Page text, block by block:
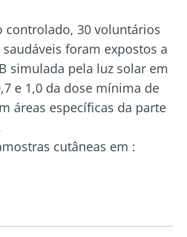
controlado, 30 voluntários
foram expostos a
simulada pela luz solar em
e 1,0 da dose mínima de
áreas específicas da parte
cutâneas em :